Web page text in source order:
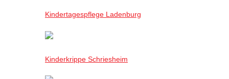
Kindertagespflege Ladenburg
Kinderkrippe Schriesheim